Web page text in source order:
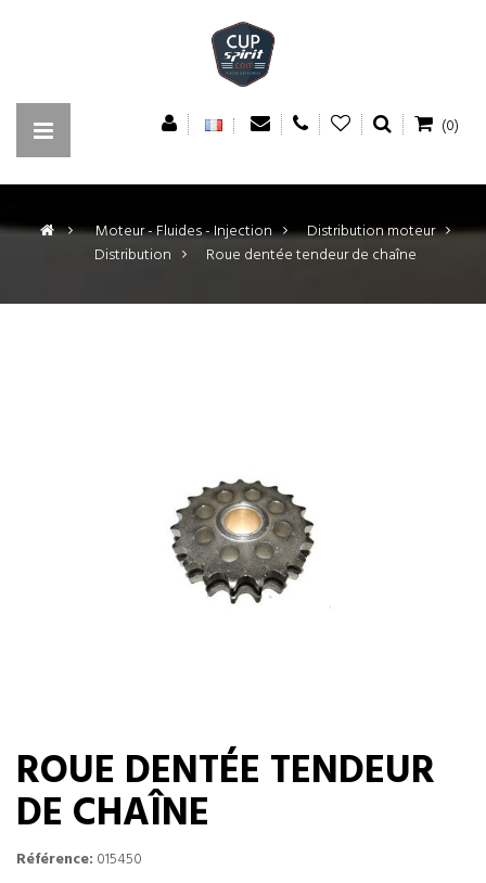
(0)
> Moteur - Fluides - Injection >
Distribution moteur
Distribution > Roue dentée tendeur de chaîne
ROUE DENTÉE TENDEUR
DE CHAÎNE
Référence: 015450